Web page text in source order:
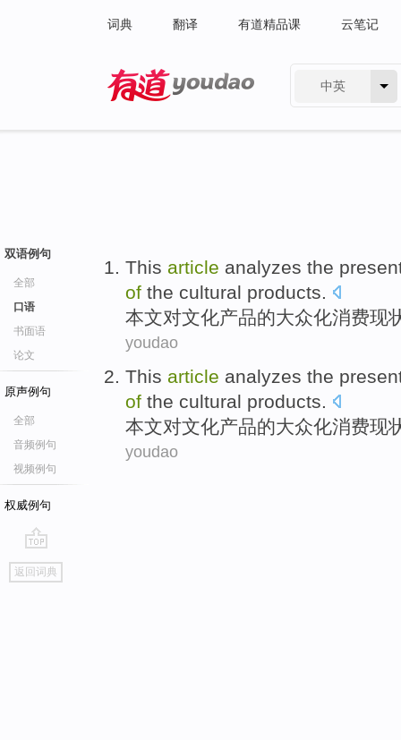
词典 翻译 有道精品课 云笔记
中英
双语例句
全部
口语
书面语
论文
原声例句
全部
音频例句
视频例句
权威例句
go
top
返回词典
This article analyzes the
of the cultural products.
本文对文化产品的大众化消费现
youdao
This article analyzes the
of the cultural products.
本文对文化产品的大众化消费现
youdao